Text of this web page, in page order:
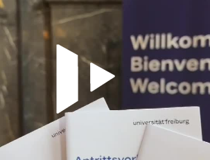
Video abspielen